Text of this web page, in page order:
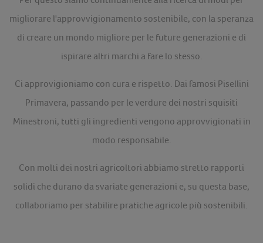
migliorare l'approvvigionamento sostenibile, con la speranza
di creare un mondo migliore per le future generazioni e di
ispirare altri marchi a fare lo stesso.
Ci approvigioniamo con cura e rispetto. Dai famosi Pisellini
Primavera, passando per le verdure dei nostri squisiti
Minestroni, tutti gli ingredienti vengono approvvigionati in
modo responsabile.
Con molti dei nostri agricoltori abbiamo stretto rapporti
solidi che durano da svariate generazioni e, su questa base,
collaboriamo per stabilire pratiche agricole più sostenibili.